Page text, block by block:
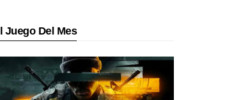
Juego Del Mes